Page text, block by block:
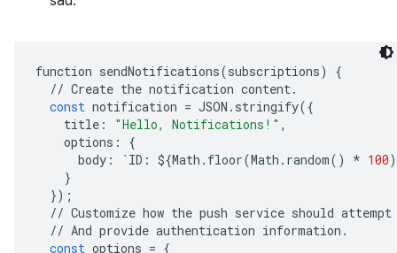
function sendNotifications(subscriptions)
{
// Create the notification content.
const notification = JSON . stringify({
title : "Hello, Notifications!" ,
options :
{
body : `ID : ${Math . floor(Math . random() * 100
}
});
// Customize how the push service should attempt
// And provide authentication information .
const options = {